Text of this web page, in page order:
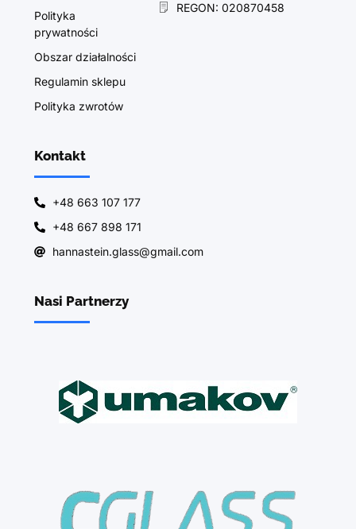
Polityka
prywatności
Obszar działalności
Regulamin sklepu
Polityka zwrotów
REGON: 020870458
Kontakt
+48 663 107 177
+48 667 898 171
hannastein.glass@gmail.com
Nasi Partnerzy